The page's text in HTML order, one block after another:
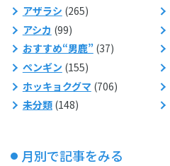
アザラシ (265)
アシカ (99)
おすすめ“男鹿”(37)
ペンギン (155)
ホッキョクグマ (706)
未分類(148)
月別で記事をみる